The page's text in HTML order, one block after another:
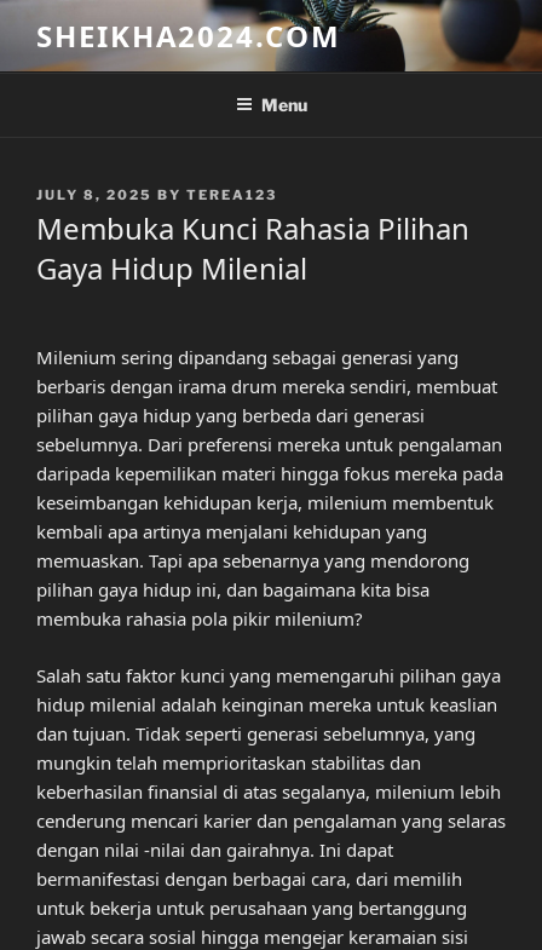
content
SHEIKHA2024.COM
Menu
POSTED
JULY 8, 2025 BY TEREA123
Membuka Kunci Rahasia Pilihan
Gaya Hidup Milenial
Milenium sering dipandang sebagai generasi yang
berbaris dengan irama drum mereka sendiri, membuat
pilihan gaya hidup yang berbeda dari generasi
sebelumnya. Dari preferensi mereka untuk pengalaman
daripada kepemilikan materi hingga fokus mereka pada
keseimbangan kehidupan kerja, milenium membentuk
kembali apa artinya menjalani kehidupan yang
memuaskan. Tapi apa sebenarnya yang mendorong
pilihan gaya hidup ini, dan bagaimana kita bisa
membuka rahasia pola pikir milenium?
Salah satu faktor kunci yang memengaruhi pilihan gaya
hidup milenial adalah keinginan mereka untuk keaslian
dan tujuan. Tidak seperti generasi sebelumnya, yang
mungkin telah memprioritaskan stabilitas dan
keberhasilan finansial di atas segalanya, milenium lebih
cenderung mencari karier dan pengalaman yang selaras
dengan nilai -nilai dan gairahnya. Ini dapat
bermanifestasi dengan berbagai cara, dari memilih
untuk bekerja untuk perusahaan yang bertanggung
jawab secara sosial hingga mengejar keramaian sisi